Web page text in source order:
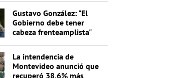
Gustavo González: "El
Gobierno debe tener
cabeza frenteamplista"
La intendencia de
Montevideo anunció que
recuperó 38,6% más